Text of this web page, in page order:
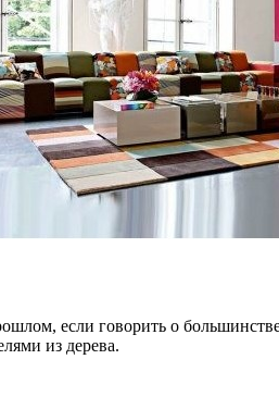
если говорить о
из дерева.